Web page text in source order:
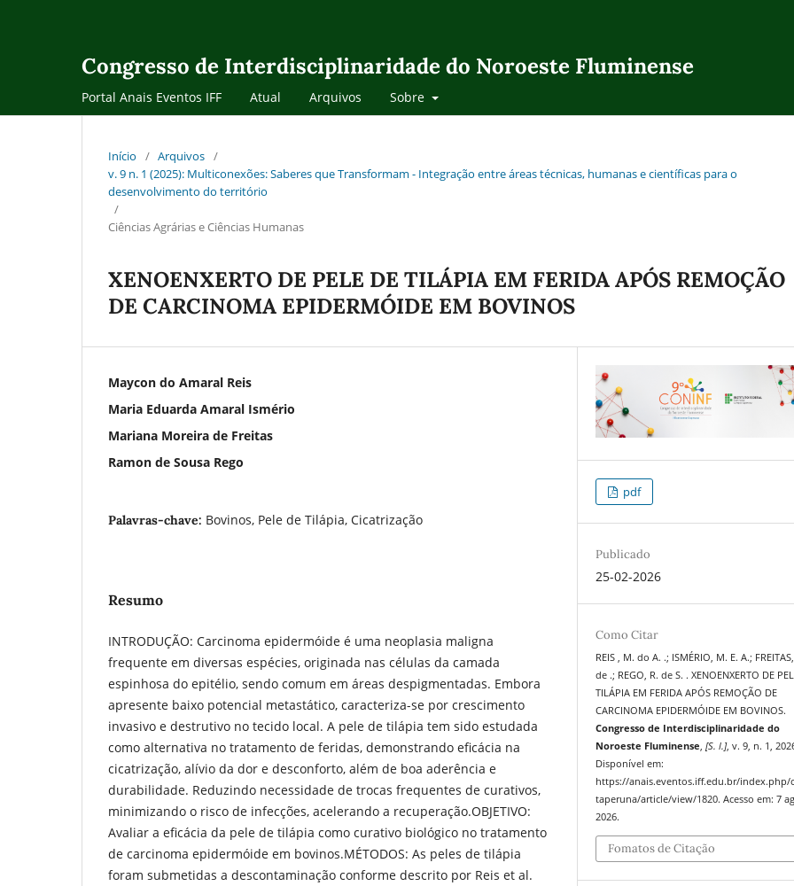
Congresso de Interdisciplinaridade do Noroeste Fluminense
Portal Anais Eventos IFF Atual Arquivos Sobre
Início / Arquivos /
v. 9 n. 1 (2025): Multiconexões: Saberes que Transformam - Integração entre áreas técnicas, humanas e científicas para o
desenvolvimento do território
/
Ciências Agrárias e Ciências Humanas
XENOENXERTO DE PELE DE TILÁPIA EM FERIDA APÓS REMOÇÃO
DE CARCINOMA EPIDERMÓIDE EM BOVINOS
Maycon do Amaral Reis
Maria Eduarda Amaral Ismério
Mariana Moreira de Freitas
Ramon de Sousa Rego
Palavras-chave: Bovinos, Pele de Tilápia, Cicatrização
Resumo
INTRODUÇÃO: Carcinoma epidermóide é uma neoplasia maligna
frequente em diversas espécies, originada nas células da camada
espinhosa do epitélio, sendo comum em áreas despigmentadas. Embora
apresente baixo potencial metastático, caracteriza-se por crescimento
invasivo e destrutivo no tecido local. A pele de tilápia tem sido estudada
como alternativa no tratamento de feridas, demonstrando eficácia na
cicatrização, alívio da dor e desconforto, além de boa aderência e
durabilidade. Reduzindo necessidade de trocas frequentes de curativos,
minimizando o risco de infecções, acelerando a recuperação.OBJETIVO:
Avaliar a eficácia da pele de tilápia como curativo biológico no tratamento
de carcinoma epidermóide em bovinos.MÉTODOS: As peles de tilápia
foram submetidas a descontaminação conforme descrito por Reis et al.
pdf
Publicado
25-02-2026
Como Citar
REIS , M. do A. .; ISMÉRIO, M. E. A.;
de .; REGO, R. de S. . XENOENXERTO DE
TILÁPIA EM FERIDA APÓS REMOÇÃO DE
CARCINOMA EPIDERMÓIDE EM BOVINOS.
Congresso de Interdisciplinaridade do
Noroeste Fluminense,[S. l.], v. 9, n. 1,
Disponível em:
https://anais.eventos.iff.edu.br/index.php/
taperuna/article/view/1820. Acesso em: 7
2026.
Fomatos de Citação